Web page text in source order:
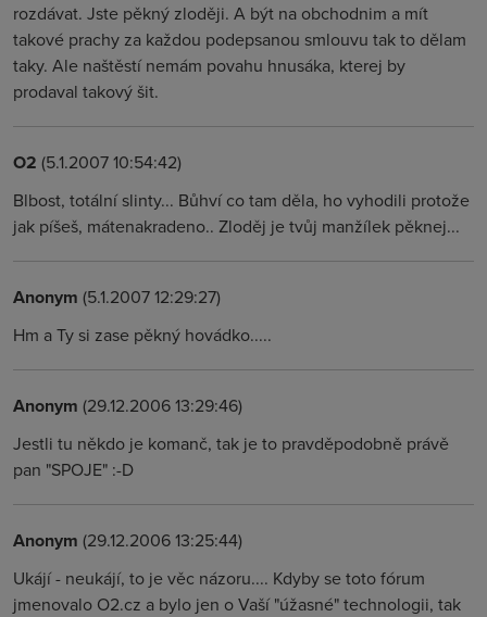
rozdávat. Jste pěkný zloději. A být na obchodnim a mít
takové prachy za každou podepsanou smlouvu tak to dělam
taky. Ale naštěstí nemám povahu hnusáka, kterej by
prodaval takový šit.
O2 (5.1.2007 10:54:42)
Blbost, totální slinty... Bůhví co tam děla, ho vyhodili protože
jak píšeš, mátenakradeno.. Zloděj je tvůj manžílek pěknej...
Anonym (5.1.2007 12:29:27)
Hm a Ty si zase pěkný hovádko.....
Anonym (29.12.2006 13:29:46)
Jestli tu někdo je komanč, tak je to pravděpodobně právě
pan "SPOJE" :-D
Anonym (29.12.2006 13:25:44)
Ukájí - neukájí, to je věc názoru.... Kdyby se toto fórum
jmenovalo O2.cz a bylo jen o Vaší "úžasné" technologii, tak